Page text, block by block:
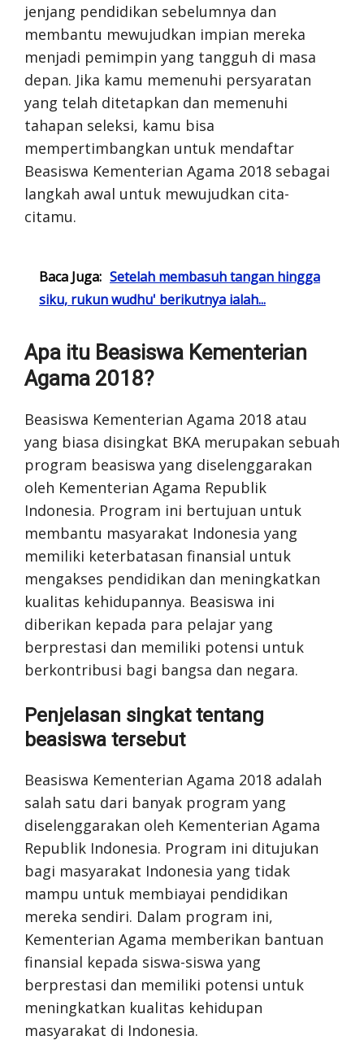
jenjang pendidikan sebelumnya dan
membantu mewujudkan impian mereka
menjadi pemimpin yang tangguh di masa
depan. Jika kamu memenuhi persyaratan
yang telah ditetapkan dan memenuhi
tahapan seleksi, kamu bisa
mempertimbangkan untuk mendaftar
Beasiswa Kementerian Agama 2018 sebagai
langkah awal untuk mewujudkan cita-
citamu.
Baca Juga: Setelah membasuh tangan hingga
siku, rukun wudhu' berikutnya ialah...
Apa itu Beasiswa Kementerian
Agama 2018?
Beasiswa Kementerian Agama 2018 atau
yang biasa disingkat BKA merupakan sebuah
program beasiswa yang diselenggarakan
oleh Kementerian Agama Republik
Indonesia. Program ini bertujuan untuk
membantu masyarakat Indonesia yang
memiliki keterbatasan finansial untuk
mengakses pendidikan dan meningkatkan
kualitas kehidupannya. Beasiswa ini
diberikan kepada para pelajar yang
berprestasi dan memiliki potensi untuk
berkontribusi bagi bangsa dan negara.
Penjelasan singkat tentang
beasiswa tersebut
Beasiswa Kementerian Agama 2018 adalah
salah satu dari banyak program yang
diselenggarakan oleh Kementerian Agama
Republik Indonesia. Program ini ditujukan
bagi masyarakat Indonesia yang tidak
mampu untuk membiayai pendidikan
mereka sendiri. Dalam program ini,
Kementerian Agama memberikan bantuan
finansial kepada siswa-siswa yang
berprestasi dan memiliki potensi untuk
meningkatkan kualitas kehidupan
masyarakat di Indonesia.